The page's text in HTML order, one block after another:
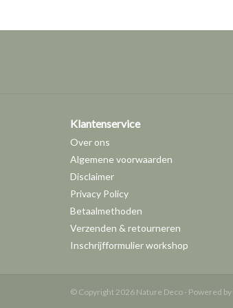
Klantenservice
Over ons
Algemene voorwaarden
Disclaimer
Privacy Policy
Betaalmethoden
Verzenden & retourneren
Inschrijfformulier workshop
© Copyright 2026 Nature Deco - Powered by